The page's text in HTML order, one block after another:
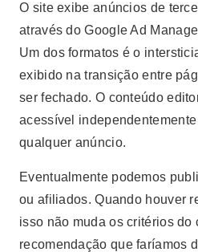
O site exibe anúncios de
através do Google Ad
Um dos formatos é o
exibido na transição entre
ser fechado. O conteúdo
acessível
qualquer anúncio.
Eventualmente podemos
ou afiliados. Quando houver
isso não muda os critérios do
recomendação que faríamos